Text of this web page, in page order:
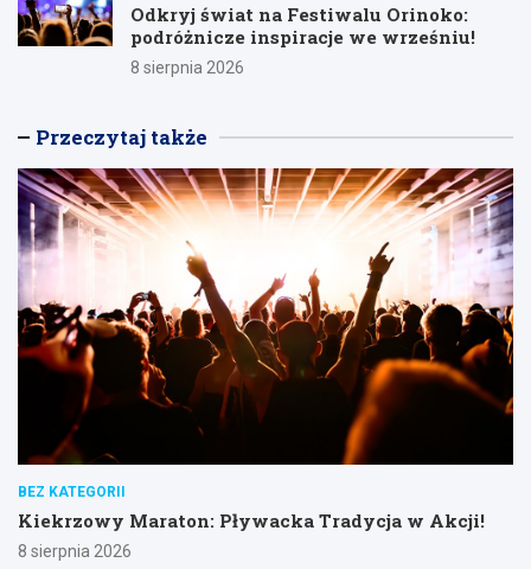
Odkryj świat na Festiwalu Orinoko:
podróżnicze inspiracje we wrześniu!
8 sierpnia 2026
Przeczytaj także
BEZ KATEGORII
Kiekrzowy Maraton: Pływacka Tradycja w Akcji!
8 sierpnia 2026